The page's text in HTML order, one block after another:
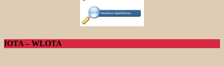
IOTA – WLOTA